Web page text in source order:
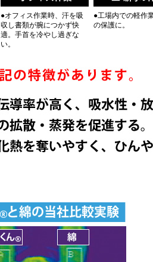
●オフィス作業時、汗を吸
収し書類が腕につかず快
適。手首を冷やし過ぎな
い。
●工場内での軽作
の保護に。